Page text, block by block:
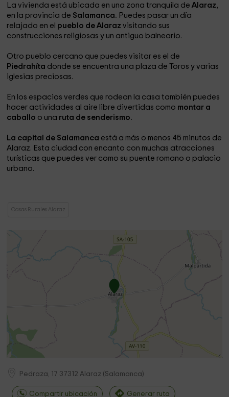
La vivienda está ubicada en una zona tranquila deAlaraz,
en la provincia de Salamanca. Puedes pasar un día
relajado en el pueblo de Alarazvisitando sus
construcciones religiosas y un antiguo balneario.
Otro pueblo cercano que puedes visitar es el de
Piedrahíta donde se encuentra una plaza de Toros y varias
iglesias preciosas.
En los espacios verdes que rodean la casa también puedes
hacer actividades al aire libre divertidas como montar a
caballo o una ruta de senderismo.
La capital de Salamanca está a más o menos 45 minutos de
Alaraz. Esta ciudad con encanto con muchas atracciones
turísticas que puedes ver como su puente romano o palacio
urbano.
Casas Rurales Alaraz
Pedraza, 17 37312 Alaraz (Salamanca)
Compartir ubicación Generar ruta